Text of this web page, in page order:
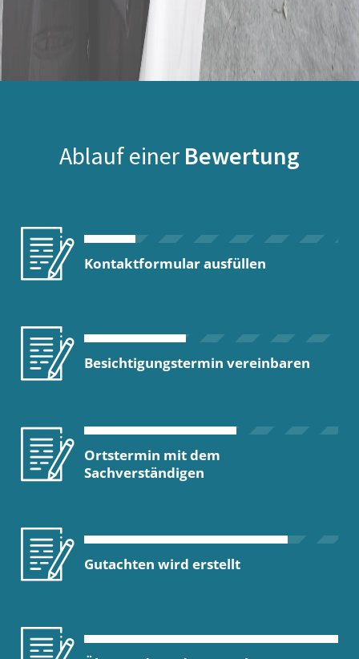
Ablauf einer Bewertung
Kontaktformular ausfüllen
Besichtigungstermin vereinbaren
Ortstermin mit dem
Sachverständigen
Gutachten wird erstellt